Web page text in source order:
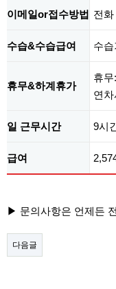
이메일or접수방법 전
수습&수습급여 수
휴무&하계휴가
휴
연
일 근무시간 9시
급여
▶​ 문의사항은 언제든
다음글